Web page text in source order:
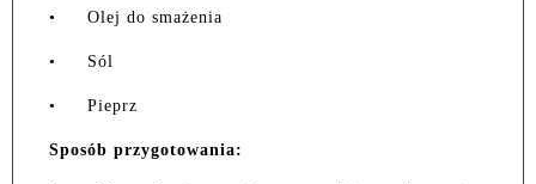
• Olej do smażenia
• Sól
• Pieprz
Sposób przygotowania: